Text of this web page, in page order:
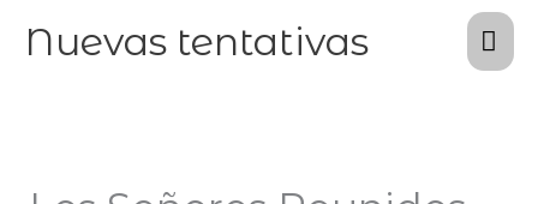
Nuevas tentativas